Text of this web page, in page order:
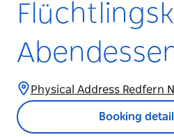
Physical Address Redfern
Booking